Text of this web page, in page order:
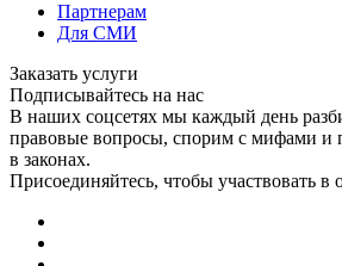
Партнерам
Для СМИ
Заказать услуги
Подписывайтесь на нас
В наших соцсетях мы каждый день
правовые вопросы, спорим с мифами и
в законах.
Присоединяйтесь, чтобы участвовать в